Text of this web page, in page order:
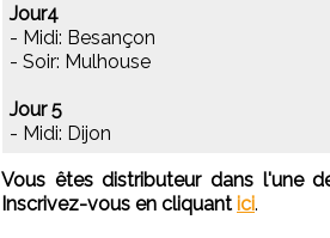
Jour4
- Midi: Besançon
- Soir: Mulhouse
Jour 5
- Midi: Dijon
Vous êtes distributeur dans l'une
Inscrivez-vous en cliquant ici.